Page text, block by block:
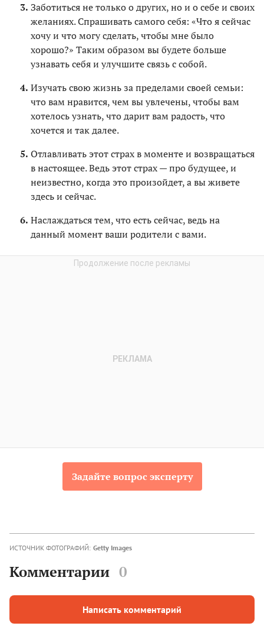
Заботиться не только о других, но и о себе и своих
желаниях. Спрашивать самого себя: «Что я сейчас
хочу и что могу сделать, чтобы мне было
хорошо?» Таким образом вы будете больше
узнавать себя и улучшите связь с собой.
Изучать свою жизнь за пределами своей семьи:
что вам нравится, чем вы увлечены, чтобы вам
хотелось узнать, что дарит вам радость, что
хочется и так далее.
Отлавливать этот страх в моменте и возвращаться
в настоящее. Ведь этот страх — про будущее, и
неизвестно, когда это произойдет, а вы живете
здесь и сейчас.
Наслаждаться тем, что есть сейчас, ведь на
данный момент ваши родители с вами.
Задайте вопрос эксперту
ИСТОЧНИК ФОТОГРАФИЙ: Getty Images
Комментарии 0
Написать комментарий